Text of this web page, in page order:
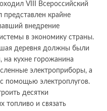
VIII Всероссийский
представлен крайне
внедрение
в экономику страны.
деревня должны были
на кухне горожанина
электроприборы, а
помощью электроплугов.
десятки
топливо и связать